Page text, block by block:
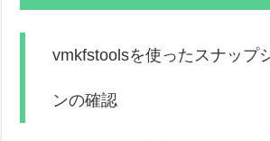
vmkfstoolsを使ったスナップ
ンの確認